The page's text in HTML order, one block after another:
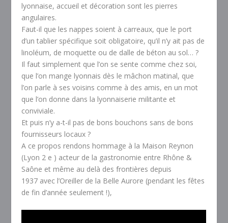
lyonnaise, accueil et décoration sont les pierres
angulaires.
Faut-il que les nappes soient à carreaux, que le port
d’un tablier spécifique soit obligatoire, qu’il n’y ait pas de
linoléum, de moquette ou de dalle de béton au sol… ?
Il faut simplement que l’on se sente comme chez soi,
que l’on mange lyonnais dès le mâchon matinal, que
l’on parle à ses voisins comme à des amis, en un mot
que l’on donne dans la lyonnaiserie militante et
conviviale.
Et puis n’y a-t-il pas de bons bouchons sans de bons
fournisseurs locaux ?
A ce propos rendons hommage à la Maison Reynon
(Lyon 2 e ) acteur de la gastronomie entre Rhône &
Saône et même au delà des frontières depuis
1937 avec l’Oreiller de la Belle Aurore (pendant les fêtes
de fin d’année seulement !),